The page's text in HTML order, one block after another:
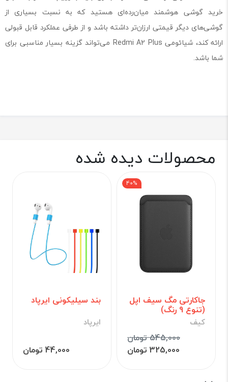
خرید گوشی هوشمند میان‌رده‌ای هستید که به نسبت بسیاری از
گوشی‌های دیگر قیمتی ارزان‌تر داشته باشد و از طرفی عملکرد قابل قبولی
ارائه کند، شیائومی Redmi A2 Plus می‌تواند گزینه بسیار مناسبی برای
شما باشد.
محصولات دیده شده
جاکارتی مگ سیف اپل
(تنوع 9 رنگ)
کیف
545,000 تومان
40%
325,000 تومان
بند سیلیکونی ایرپاد
ایرپاد
44,000 تومان